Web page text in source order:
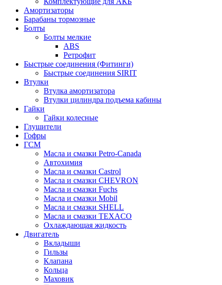
Амортизаторы
Барабаны тормозные
Болты
Болты мелкие
ABS
Ретрофит
Быстрые соединения (Фитинги)
Быстрые соединения SIRIT
Втулки
Втулка амортизатора
Втулки цилиндра подъема кабины
Гайки
Гайки колесные
Глушители
Гофры
ГСМ
Масла и смазки Petro-Canada
Автохимия
Масла и смазки Castrol
Масла и смазки CHEVRON
Масла и смазки Fuchs
Масла и смазки Mobil
Масла и смазки SHELL
Масла и смазки TEXACO
Охлаждающая жидкость
Двигатель
Вкладыши
Гильзы
Клапана
Кольца
Маховик